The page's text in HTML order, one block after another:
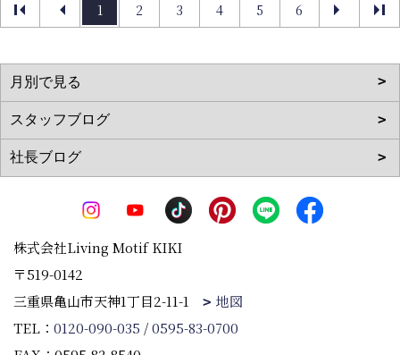
1 2 3 4 5 6
株式会社Living Motif KIKI
〒519-0142
三重県亀山市天神1丁目2-11-1
地図
TEL： 0120-090-035 /0595-83-0700